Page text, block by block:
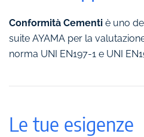
Conformità Cementi è uno
suite AYAMA per la
norma UNI EN197-1 e UNI
Le tue esigenze